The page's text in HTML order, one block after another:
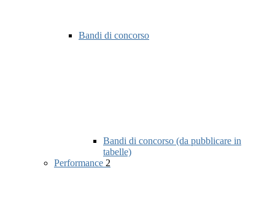
Bandi di concorso
Bandi di concorso (da pubblicare in
tabelle)
Performance 2